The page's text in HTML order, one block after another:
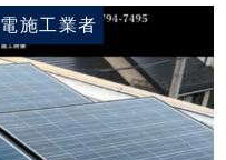
施工業者